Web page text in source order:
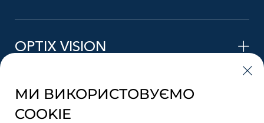
OPTIX VISION
STYLE VISION
МИ ВИКОРИСТОВУЄМО
COOKIE